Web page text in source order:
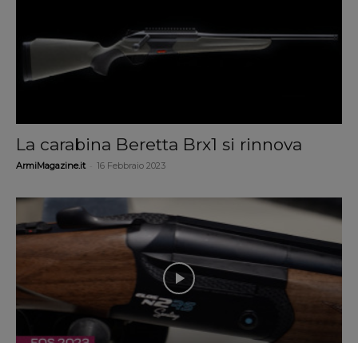
La carabina Beretta Brx1 si rinnova
ArmiMagazine.it 16 Febbraio 2023